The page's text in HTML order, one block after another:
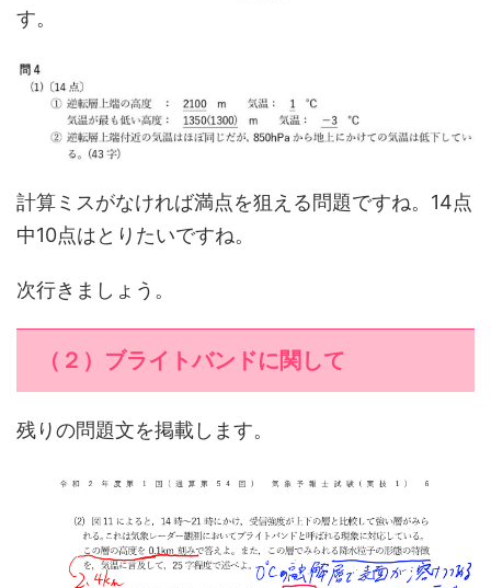
す。
計算ミスがなければ満点を狙える問題ですね。14点
中10点はとりたいですね。
次行きましょう。
（２）ブライトバンドに関して
残りの問題文を掲載します。